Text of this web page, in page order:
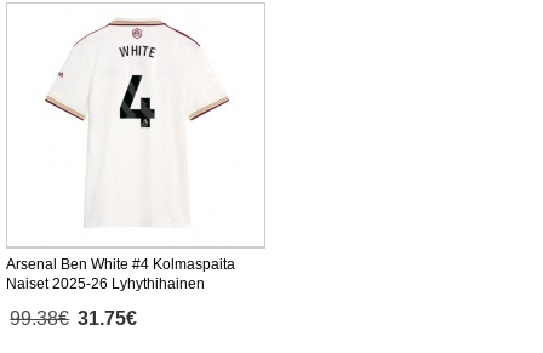
Arsenal Ben White #4 Kolmaspaita
Naiset 2025-26 Lyhythihainen
99.38€ 31.75€